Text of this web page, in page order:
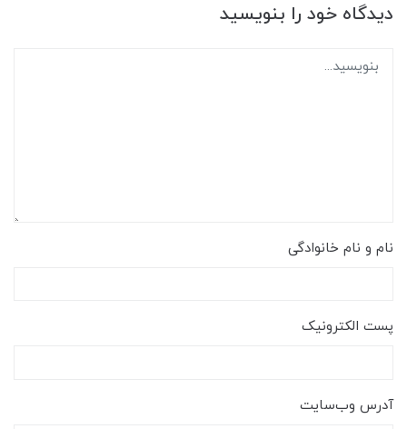
دیدگاه خود را بنویسید
نام و نام خانوادگی
پست الکترونیک
آدرس وب‌سایت